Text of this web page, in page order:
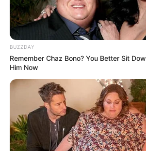
BUZZDAY
Remember Chaz Bono? You Better Sit
Him Now